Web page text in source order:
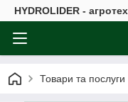
HYDROLIDER -
Товари та послуги